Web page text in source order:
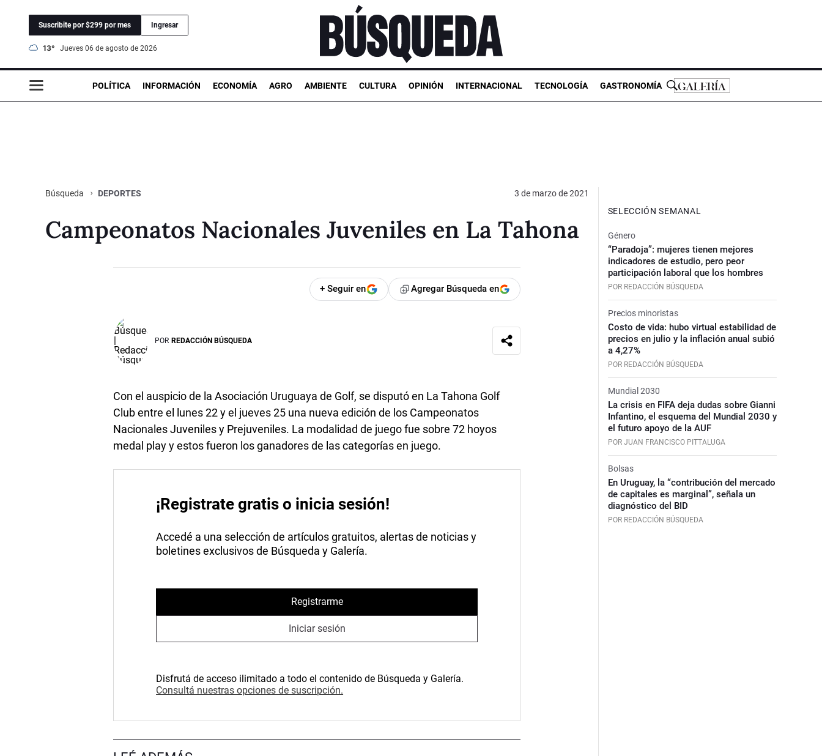
Suscribite por $299 por mes Ingresar
13° jueves 06 de agosto de 2026
POLÍTICA INFORMACIÓN ECONOMÍA AGRO AMBIENTE CULTURA OPINIÓN INTERNACIONAL TECNOLOGÍA GASTRONOMÍA
Búsqueda DEPORTES 3 de marzo de 2021
Campeonatos Nacionales Juveniles en La Tahona
+ Seguir en Agregar Búsqueda en
POR REDACCIÓN BÚSQUEDA
Con el auspicio de la Asociación Uruguaya de Golf, se disputó en La Tahona Golf
Club entre el lunes 22 y el jueves 25 una nueva edición de los Campeonatos
Nacionales Juveniles y Prejuveniles. La modalidad de juego fue sobre 72 hoyos
medal play y estos fueron los ganadores de las categorías en juego.
¡Registrate gratis o inicia sesión!
Accedé a una selección de artículos gratuitos, alertas de noticias y
boletines exclusivos de Búsqueda y Galería.
Registrarme
Iniciar sesión
Disfrutá de acceso ilimitado a todo el contenido de Búsqueda y Galería.
Consultá nuestras opciones de suscripción.
SELECCIÓN SEMANAL
Género
“Paradoja”: mujeres tienen mejores
indicadores de estudio, pero peor
participación laboral que los hombres
POR REDACCIÓN BÚSQUEDA
Precios minoristas
Costo de vida: hubo virtual estabilidad de
precios en julio y la inflación anual subió
a 4,27%
POR REDACCIÓN BÚSQUEDA
Mundial 2030
La crisis en FIFA deja dudas sobre Gianni
Infantino, el esquema del Mundial 2030 y
el futuro apoyo de la AUF
POR JUAN FRANCISCO PITTALUGA
Bolsas
En Uruguay, la “contribución del mercado
de capitales es marginal”, señala un
diagnóstico del BID
POR REDACCIÓN BÚSQUEDA